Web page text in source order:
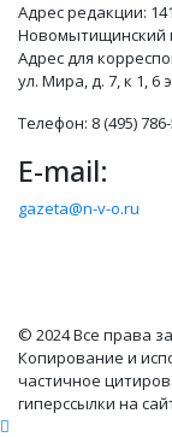
Адрес редакции:
Новомытищинский
Адрес для
ул. Мира, д. 7, к 1, 6
Телефон: 8 (495)
E-mail:
gazeta@n-v-o.ru
© 2024 Все права
Копирование и
частичное
гиперссылки на